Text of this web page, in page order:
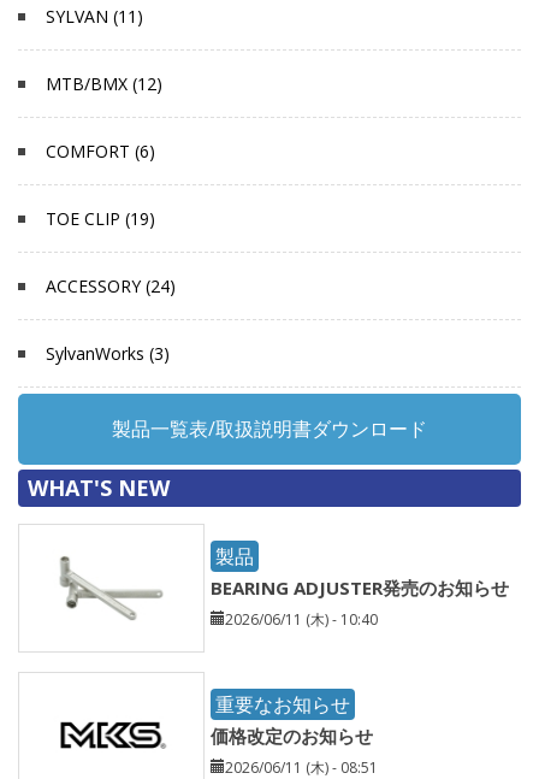
SYLVAN (11)
MTB/BMX (12)
COMFORT (6)
TOE CLIP (19)
ACCESSORY (24)
SylvanWorks (3)
製品一覧表/取扱説明書ダウンロード
WHAT'S NEW
製品
BEARING ADJUSTER発売のお知らせ
2026/06/11 (木) - 10:40
重要なお知らせ
価格改定のお知らせ
2026/06/11 (木) - 08:51